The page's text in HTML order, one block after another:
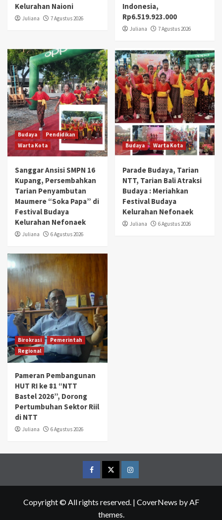
Kelurahan Naioni
Juliana 7 Agustus 2026
Indonesia,
Rp6.519.923.000
Juliana 7 Agustus 2026
Budaya
Pendidikan
Warta Kota
Sanggar Ansisi SMPN 16
Kupang, Persembahkan
Tarian Penyambutan
Maumere “Soka Papa” di
Festival Budaya
Kelurahan Nefonaek
Juliana 6 Agustus 2026
Budaya Warta Kota
Parade Budaya, Tarian
NTT, Tarian Bali Atraksi
Budaya : Meriahkan
Festival Budaya
Kelurahan Nefonaek
Juliana 6 Agustus 2026
Birokrasi
Pemerintah
Regional
Pameran Pembangunan
HUT RI ke 81 “NTT
Bastel 2026”, Dorong
Pertumbuhan Sektor Riil
di NTT
Juliana 6 Agustus 2026
FacebookTwitterInstagram
Copyright © All rights reserved. | CoverNews by AF
themes.